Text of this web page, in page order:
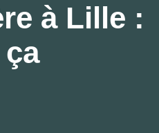
à Lille :